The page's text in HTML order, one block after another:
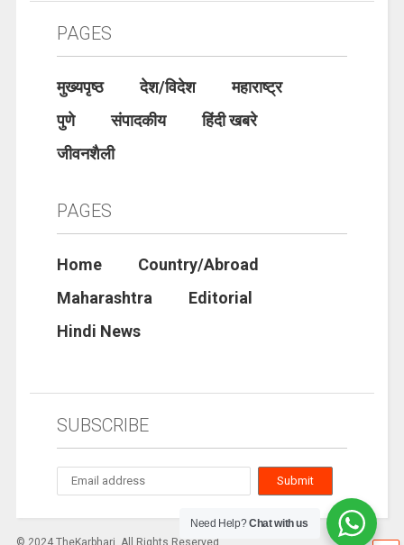
PAGES
मुख्यपृष्ठ देश/विदेश
महाराष्ट्र
पुणे
संपादकीय
हिंदी खबरे
जीवनशैली
PAGES
Home
Country/Abroad
Maharashtra
Editorial
Hindi News
SUBSCRIBE
© 2024 TheKarbhari. All Rights Reserved
Need Help?Chat with us